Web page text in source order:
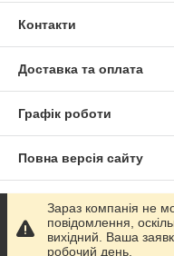
Контакти
Доставка та оплата
Графік роботи
Повна версія сайту
Сайт створено на
Політика
Зараз компанія не
повідомлення,
вихідний. Ваша
робочий день.